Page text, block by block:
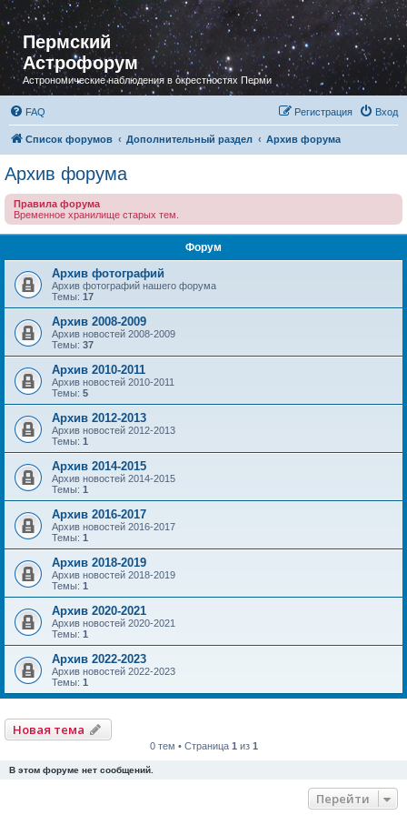
Пермский
Астрофорум
Астрономические наблюдения в окрестностях Перми
FAQ Вход
Регистрация
Список форумов Дополнительный раздел Архив форума
Архив форума
Правила форума
Временное хранилище старых тем.
Форум
Архив фотографий
Архив фотографий нашего форума
Темы: 17
Архив 2008-2009
Архив новостей 2008-2009
Темы: 37
Архив 2010-2011
Архив новостей 2010-2011
Темы: 5
Архив 2012-2013
Архив новостей 2012-2013
Темы: 1
Архив 2014-2015
Архив новостей 2014-2015
Темы: 1
Архив 2016-2017
Архив новостей 2016-2017
Темы: 1
Архив 2018-2019
Архив новостей 2018-2019
Темы: 1
Архив 2020-2021
Архив новостей 2020-2021
Темы: 1
Архив 2022-2023
Архив новостей 2022-2023
Темы: 1
Новая тема
0 тем • Страница 1 из 1
В этом форуме нет сообщений.
Перейти